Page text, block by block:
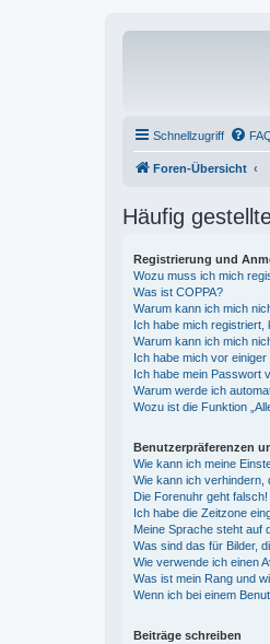
Schnellzugriff
Foren-Übersicht
Häufig
Registrierung und
Wozu muss ich mich
Was ist COPPA?
Warum kann ich mich
Ich habe mich registriert,
Warum kann ich mich
Ich habe mich vor
Ich habe mein Passwort
Warum werde ich
Wozu ist die Funktion
Benutzerpräferenzen
Wie kann ich meine
Wie kann ich verhindern,
Die Forenuhr geht falsch!
Ich habe die Zeitzone
Meine Sprache steht auf
Was sind das für Bilder,
Wie verwende ich einen
Was ist mein Rang und
Wenn ich bei einem
Beiträge schreiben